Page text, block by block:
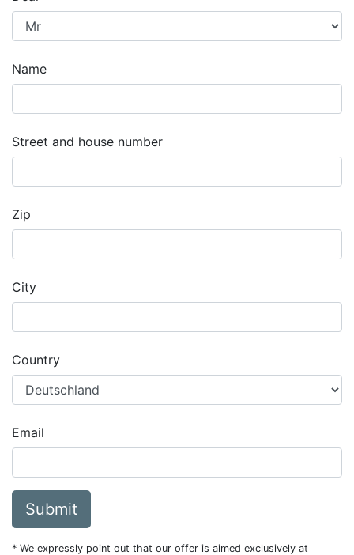
Name
Street and house number
Zip
City
Country
Email
Submit
* We expressly point out that our offer is aimed exclusively at